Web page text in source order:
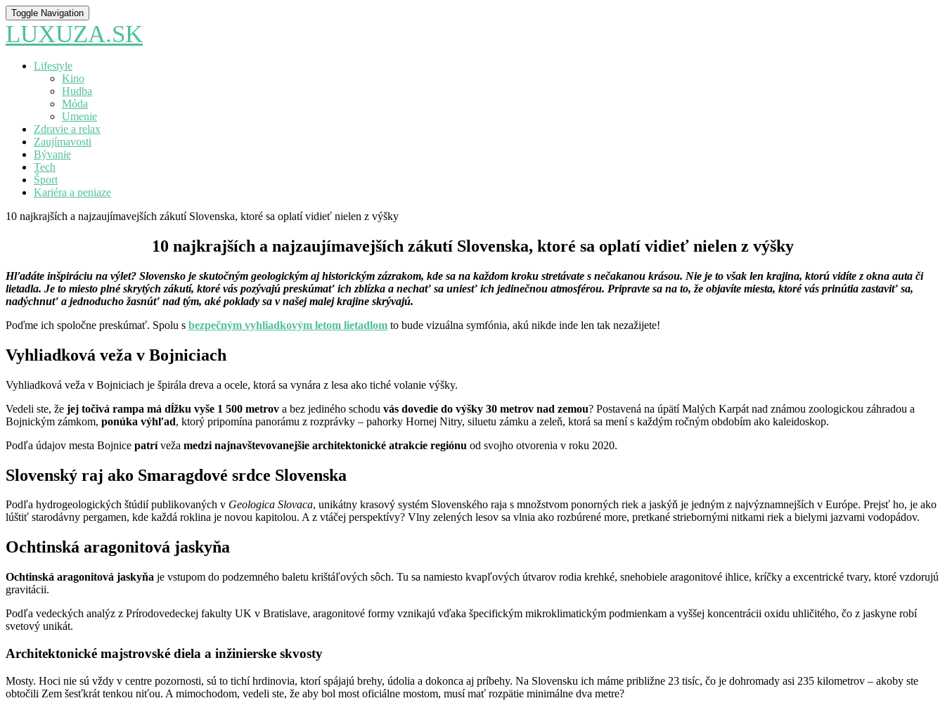
Toggle Navigation
LUXUZA.SK
Lifestyle
Kino
Hudba
Móda
Umenie
Zdravie a relax
Zaujímavosti
Bývanie
Tech
Šport
Kariéra a peniaze
10 najkrajších a najzaujímavejších zákutí Slovenska, ktoré sa oplatí vidieť nielen z výšky
10 najkrajších a najzaujímavejších zákutí Slovenska, ktoré sa oplatí vidieť nielen z výšky
Hľadáte inšpiráciu na výlet? Slovensko je skutočným geologickým aj historickým zázrakom, kde sa na každom kroku stretávate s nečakanou krásou. Nie je to však len krajina, ktorú vidíte z okna auta či
lietadla. Je to miesto plné skrytých zákutí, ktoré vás pozývajú preskúmať ich zblízka a nechať sa uniesť ich jedinečnou atmosférou. Pripravte sa na to, že objavíte miesta, ktoré vás prinútia zastaviť sa,
nadýchnuť a jednoducho žasnúť nad tým, aké poklady sa v našej malej krajine skrývajú.
Poďme ich spoločne preskúmať. Spolu s bezpečným vyhliadkovým letom lietadlom to bude vizuálna symfónia, akú nikde inde len tak nezažijete!
Vyhliadková veža v Bojniciach
Vyhliadková veža v Bojniciach je špirála dreva a ocele, ktorá sa vynára z lesa ako tiché volanie výšky.
Vedeli ste, že jej točivá rampa má dĺžku vyše 1 500 metrov a bez jediného schodu vás dovedie do výšky 30 metrov nad zemou? Postavená na úpätí Malých Karpát nad známou zoologickou záhradou a
Bojnickým zámkom, ponúka výhľad, ktorý pripomína panorámu z rozprávky – pahorky Hornej Nitry, siluetu zámku a zeleň, ktorá sa mení s každým ročným obdobím ako kaleidoskop.
Podľa údajov mesta Bojnice patríveža medzi najnavštevovanejšie architektonické atrakcie regiónu od svojho otvorenia v roku 2020.
Slovenský raj ako Smaragdové srdce Slovenska
Podľa hydrogeologických štúdií publikovaných v Geologica Slovaca, unikátny krasový systém Slovenského raja s množstvom ponorných riek a jaskýň je jedným z najvýznamnejších v Európe. Prejsť ho, je ako
lúštiť starodávny pergamen, kde každá roklina je novou kapitolou. A z vtáčej perspektívy? Vlny zelených lesov sa vlnia ako rozbúrené more, pretkané striebornými nitkami riek a bielymi jazvami vodopádov.
Ochtinská aragonitová jaskyňa
Ochtinská aragonitová jaskyňa je vstupom do podzemného baletu krištáľových sôch. Tu sa namiesto kvapľových útvarov rodia krehké, snehobiele aragonitové ihlice, kríčky a excentrické tvary, ktoré vzdorujú
gravitácii.
Podľa vedeckých analýz z Prírodovedeckej fakulty UK v Bratislave, aragonitové formy vznikajú vďaka špecifickým mikroklimatickým podmienkam a vyššej koncentrácii oxidu uhličitého, čo z jaskyne robí
svetový unikát.
Architektonické majstrovské diela a inžinierske skvosty
Mosty. Hoci nie sú vždy v centre pozornosti, sú to tichí hrdinovia, ktorí spájajú brehy, údolia a dokonca aj príbehy. Na Slovensku ich máme približne 23 tisíc, čo je dohromady asi 235 kilometrov – akoby ste
obtočili Zem šesťkrát tenkou niťou. A mimochodom, vedeli ste, že aby bol most oficiálne mostom, musí mať rozpätie minimálne dva metre?